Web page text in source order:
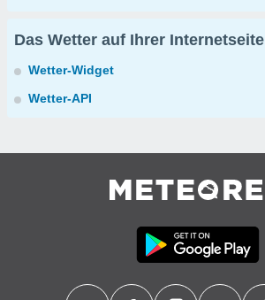
Das Wetter auf Ihrer Internetseite
Wetter-Widget
Wetter-API